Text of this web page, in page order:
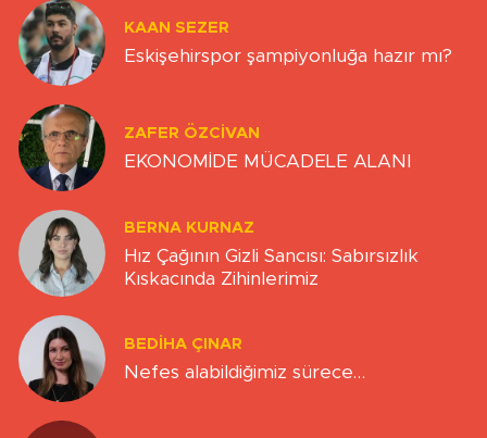
KAAN SEZER
Eskişehirspor şampiyonluğa hazır mı?
ZAFER ÖZCIVAN
EKONOMİDE MÜCADELE ALANI
BERNA KURNAZ
Hız Çağının Gizli Sancısı: Sabırsızlık
Kıskacında Zihinlerimiz
BEDIHA ÇINAR
Nefes alabildiğimiz sürece…